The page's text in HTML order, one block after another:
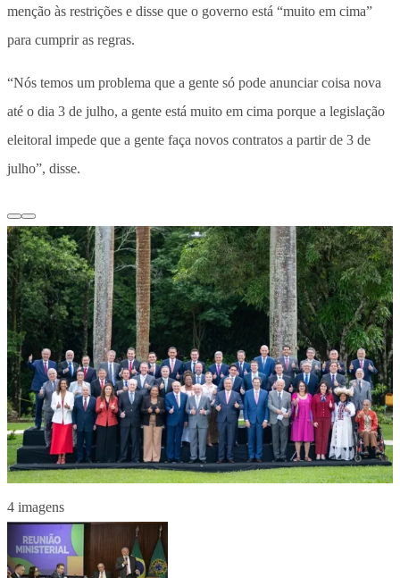
menção às restrições e disse que o governo está “muito em cima”
para cumprir as regras.
“Nós temos um problema que a gente só pode anunciar coisa nova
até o dia 3 de julho, a gente está muito em cima porque a legislação
eleitoral impede que a gente faça novos contratos a partir de 3 de
julho”, disse.
4 imagens